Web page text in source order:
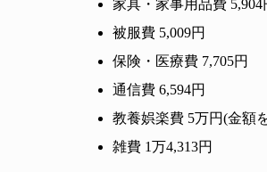
家具・家事用品費 5,904
被服費 5,009円
保険・医療費 7,705円
通信費 6,594円
教養娯楽費 5万円(金額
雑費 1万4,313円